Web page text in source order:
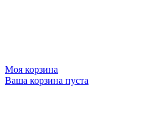
Моя корзина
Ваша корзина пуста